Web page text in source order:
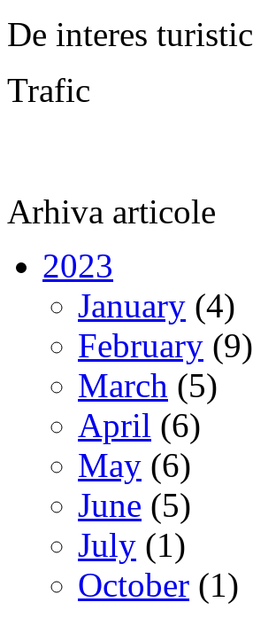
De interes turistic
Trafic
Arhiva articole
2023
January (4)
February (9)
March (5)
April (6)
May (6)
June (5)
July (1)
October (1)